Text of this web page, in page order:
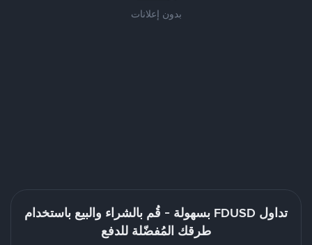
بدون إعلانات
تداول FDUSD بسهولة - قُم بالشراء والبيع باستخدام
طرقك المُفضّلة للدفع